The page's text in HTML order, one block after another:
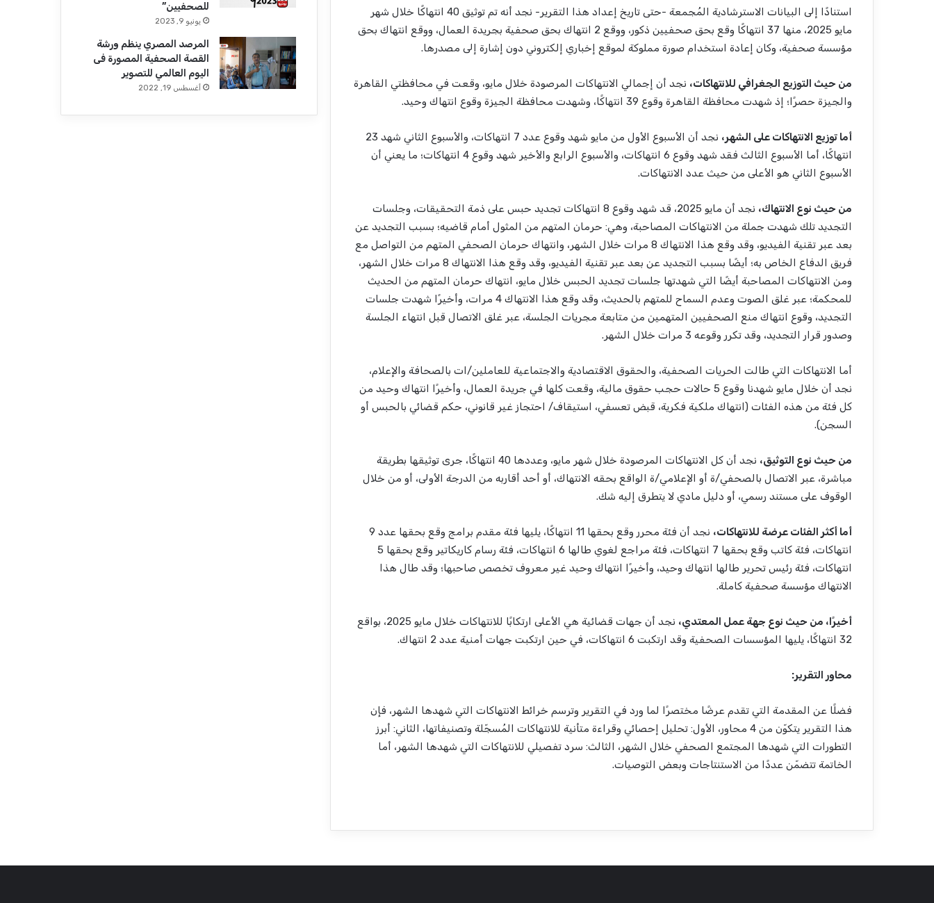
استنادًا إلى البيانات الاسترشادية المُجمعة -حتى تاريخ إعداد هذا التقرير- نجد أنه تم توثيق 40 انتهاكًا خلال شهر
مايو 2025، منها 37 انتهاكًا وقع بحق صحفيين ذكور، ووقع 2 انتهاك بحق صحفية بجريدة العمال، ووقع انتهاك بحق
مؤسسة صحفية، وكان إعادة استخدام صورة مملوكة لموقع إخباري إلكتروني دون إشارة إلى مصدرها.
من حيث التوزيع الجغرافي للانتهاكات، نجد أن إجمالي الانتهاكات المرصودة خلال مايو، وقعت في محافظتي القاهرة
والجيزة حصرًا؛ إذ شهدت محافظة القاهرة وقوع 39 انتهاكًا، وشهدت محافظة الجيزة وقوع انتهاك وحيد.
أما توزيع الانتهاكات على الشهر،
نجد أن الأسبوع الأول من مايو شهد وقوع عدد 7 انتهاكات، والأسبوع الثاني شهد 23
انتهاكًا، أما الأسبوع الثالث فقد شهد وقوع 6 انتهاكات، والأسبوع الرابع والأخير شهد وقوع 4 انتهاكات؛ ما يعني أن
الأسبوع الثاني هو الأعلى من حيث عدد الانتهاكات.
من حيث نوع الانتهاك،
نجد أن مايو 2025، قد شهد وقوع 8 انتهاكات تجديد حبس على ذمة التحقيقات، وجلسات
التجديد تلك شهدت جملة من الانتهاكات المصاحبة، وهي: حرمان المتهم من المثول أمام قاضيه؛ بسبب التجديد عن
بعد عبر تقنية الفيديو، وقد وقع هذا الانتهاك 8 مرات خلال الشهر، وانتهاك حرمان الصحفي المتهم من التواصل مع
فريق الدفاع الخاص به؛ أيضًا بسبب التجديد عن بعد عبر تقنية الفيديو، وقد وقع هذا الانتهاك 8 مرات خلال الشهر،
ومن الانتهاكات المصاحبة أيضًا التي شهدتها جلسات تجديد الحبس خلال مايو، انتهاك حرمان المتهم من الحديث
للمحكمة؛ عبر غلق الصوت وعدم السماح للمتهم بالحديث، وقد وقع هذا الانتهاك 4 مرات، وأخيرًا شهدت جلسات
التجديد، وقوع انتهاك منع الصحفيين المتهمين من متابعة مجريات الجلسة، عبر غلق الاتصال قبل انتهاء الجلسة
وصدور قرار التجديد، وقد تكرر وقوعه 3 مرات خلال الشهر.
أما الانتهاكات التي طالت الحريات الصحفية، والحقوق الاقتصادية والاجتماعية للعاملين/ات بالصحافة والإعلام،
نجد أن خلال مايو شهدنا وقوع 5 حالات حجب حقوق مالية، وقعت كلها في جريدة العمال، وأخيرًا انتهاك وحيد من
كل فئة من هذه الفئات (انتهاك ملكية فكرية، قبض تعسفي، استيقاف/ احتجاز غير قانوني، حكم قضائي بالحبس أو
السجن).
من حيث نوع التوثيق،
نجد أن كل الانتهاكات المرصودة خلال شهر مايو، وعددها 40 انتهاكًا، جرى توثيقها بطريقة
مباشرة، عبر الاتصال بالصحفي/ة أو الإعلامي/ة الواقع بحقه الانتهاك، أو أحد أقاربه من الدرجة الأولى، أو من خلال
الوقوف على مستند رسمي، أو دليل مادي لا يتطرق إليه شك.
أما أكثر الفئات عرضة للانتهاكات،
نجد أن فئة محرر وقع بحقها 11 انتهاكًا، يليها فئة مقدم برامج وقع بحقها عدد 9
انتهاكات، فئة كاتب وقع بحقها 7 انتهاكات، فئة مراجع لغوي طالها 6 انتهاكات، فئة رسام كاريكاتير وقع بحقها 5
انتهاكات، فئة رئيس تحرير طالها انتهاك وحيد، وأخيرًا انتهاك وحيد غير معروف تخصص صاحبها؛ وقد طال هذا
الانتهاك مؤسسة صحفية كاملة.
أخيرًا، من حيث نوع جهة عمل المعتدي،
نجد أن جهات قضائية هي الأعلى ارتكابًا للانتهاكات خلال مايو 2025، بواقع
32 انتهاكًا، يليها المؤسسات الصحفية وقد ارتكبت 6 انتهاكات، في حين ارتكبت جهات أمنية عدد 2 انتهاك.
محاور التقرير:
فضلًا عن المقدمة التي تقدم عرضًا مختصرًا لما ورد في التقرير وترسم خرائط الانتهاكات التي شهدها الشهر، فإن
هذا التقرير يتكوّن من 4 محاور،
الأول: تحليل إحصائي وقراءة متأنية للانتهاكات المُسجّلة وتصنيفاتها، الثاني: أبرز
التطورات التي شهدها المجتمع الصحفي خلال الشهر، الثالث: سرد تفصيلي للانتهاكات التي شهدها الشهر، أما
الخاتمة تتضمّن عددًا من الاستنتاجات وبعض التوصيات.
للصحفيين”
يونيو 9, 2023
المرصد المصري ينظم ورشة
القصة الصحفية المصورة فى
اليوم العالمي للتصوير
أغسطس 19, 2022